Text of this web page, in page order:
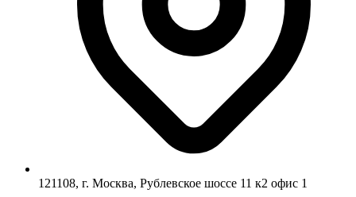
121108, г. Москва, Рублевское шоссе 11 к2 офис 1